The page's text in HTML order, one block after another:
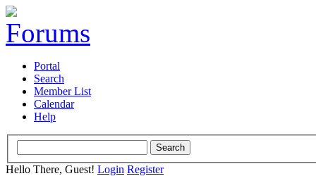
Portal
Search
Member List
Calendar
Help
Hello There, Guest! Login Register